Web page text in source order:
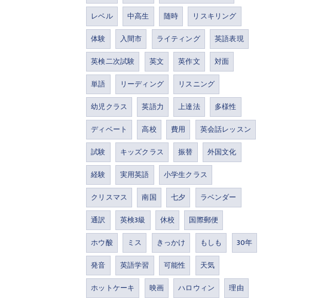
レベル
中高生 随時
リスキリング
体験
入間市 ライティング
英語表現
英検二次試験
英文 英作文
対面
単語
リーディング
リスニング
幼児クラス
英語力 上達法
多様性
ディベート
高校 費用
英会話レッスン
試験
キッズクラス 振替
外国文化
経験
実用英語
小学生クラス
クリスマス
南国 七夕
ラベンダー
通訳
英検3級 休校
国際郵便
ホウ酸
ミス きっかけ もしも
30年
発音
英語学習 可能性
天気
ホットケーキ
映画 ハロウィン
理由